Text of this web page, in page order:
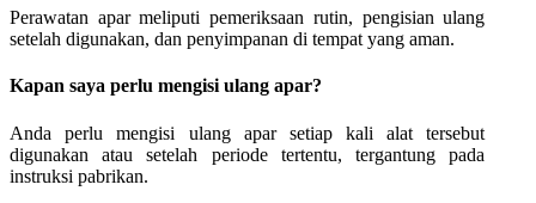
Perawatan apar meliputi pemeriksaan rutin, pengisian ulang
setelah digunakan, dan penyimpanan di tempat yang aman.
Kapan saya perlu mengisi ulang apar?
Anda perlu mengisi ulang apar setiap kali alat tersebut
digunakan atau setelah periode tertentu, tergantung pada
instruksi pabrikan.